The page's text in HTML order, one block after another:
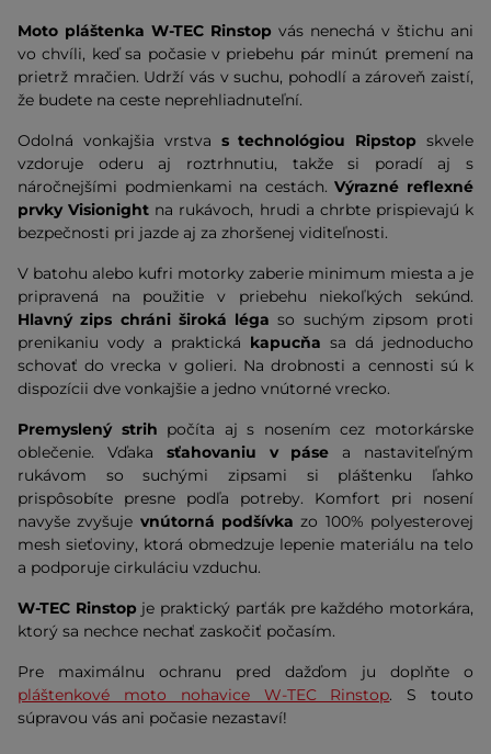
Moto pláštenka W-TEC Rinstop vás nenechá v štichu ani
vo chvíli, keď sa počasie v priebehu pár minút premení na
prietrž mračien. Udrží vás v suchu, pohodlí a zároveň zaistí,
že budete na ceste neprehliadnuteľní.
Odolná vonkajšia vrstva s technológiou Ripstop skvele
vzdoruje oderu aj roztrhnutiu, takže si poradí aj s
náročnejšími podmienkami na cestách.Výrazné reflexné
prvky Visionight na rukávoch, hrudi a chrbte prispievajú k
bezpečnosti pri jazde aj za zhoršenej viditeľnosti.
V batohu alebo kufri motorky zaberie minimum miesta a je
pripravená na použitie v priebehu niekoľkých sekúnd.
Hlavný zips chráni široká léga so suchým zipsom proti
prenikaniu vody a praktická kapucňa sa dá jednoducho
schovať do vrecka v golieri. Na drobnosti a cennosti sú k
dispozícii dve vonkajšie a jedno vnútorné vrecko.
Premyslený strih počíta aj s nosením cez motorkárske
oblečenie. Vďaka sťahovaniu v páse a nastaviteľným
rukávom so suchými zipsami si pláštenku ľahko
prispôsobíte presne podľa potreby. Komfort pri nosení
navyše zvyšuje vnútorná podšívka zo 100% polyesterovej
mesh sieťoviny, ktorá obmedzuje lepenie materiálu na telo
a podporuje cirkuláciu vzduchu.
W-TEC Rinstop je praktický parťák pre každého motorkára,
ktorý sa nechce nechať zaskočiť počasím.
Pre maximálnu ochranu pred dažďom ju doplňte o
pláštenkové moto nohavice W-TEC Rinstop. S touto
súpravou vás ani počasie nezastaví!